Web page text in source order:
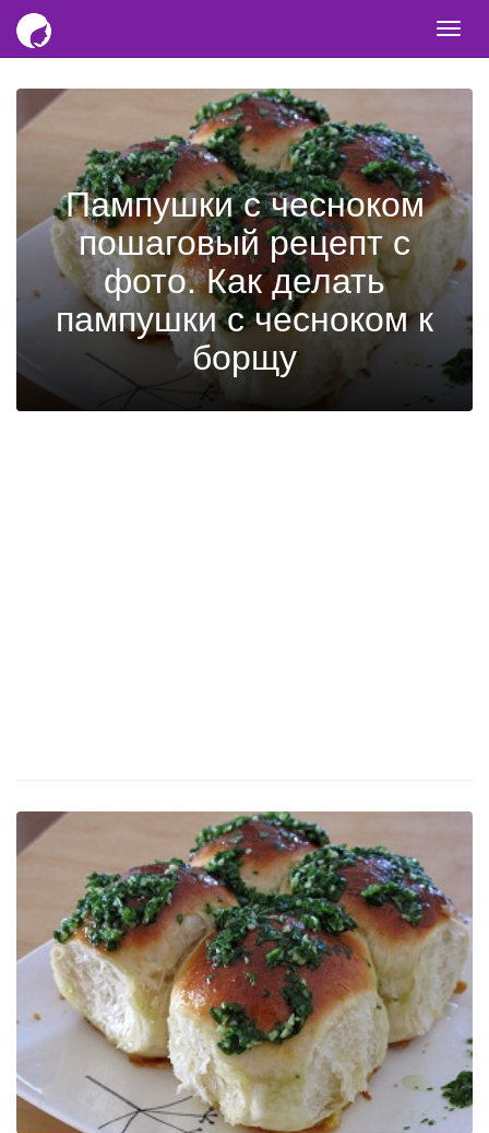
Пампушки с чесноком
пошаговый рецепт с
фото. Как делать
пампушки с чесноком к
борщу